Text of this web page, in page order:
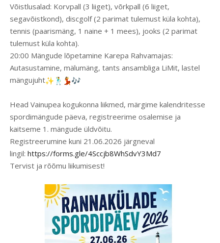
Võistlusalad: Korvpall (3 liiget), võrkpall (6 liiget,
segavõistkond), discgolf (2 parimat tulemust küla kohta),
tennis (paarismäng, 1 naine + 1 mees), jooks (2 parimat
tulemust küla kohta).
20:00 Mängude lõpetamine Karepa Rahvamajas:
Autasustamine, mälumäng, tants ansambliga LiMit, lastel
mängujuht
Head Vainupea kogukonna liikmed, märgime kalendritesse
spordimängude päeva, registreerime osalemise ja
kaitseme 1. mängude üldvõitu.
Registreerumine kuni 21.06.2026 järgneval
lingil: https://forms.gle/4Sccjb8WhSdvY3Md7
Tervist ja rõõmu liikumisest!